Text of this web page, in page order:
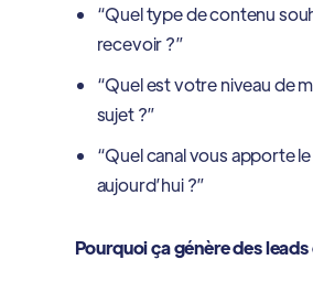
“Quel type de contenu
recevoir ?”
“Quel est votre niveau de
sujet ?”
“Quel canal vous apporte
aujourd’hui ?”
Pourquoi ça génère des